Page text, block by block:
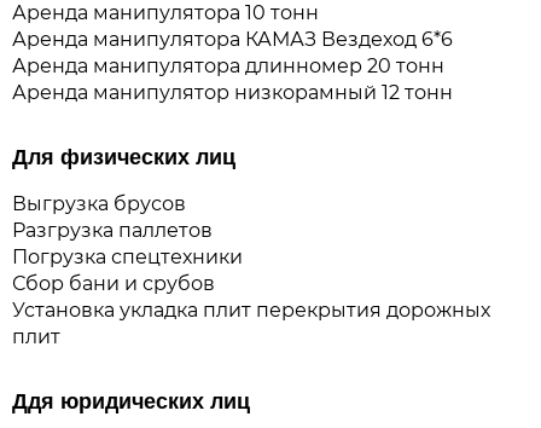
Аренда манипулятора 10 тонн
Аренда манипулятора КАМАЗ Вездеход 6*6
Аренда манипулятора длинномер 20 тонн
Аренда манипулятор низкорамный 12 тонн
Для физических лиц
Выгрузка брусов
Разгрузка паллетов
Погрузка спецтехники
Сбор бани и срубов
Установка укладка плит перекрытия дорожных
плит
Ддя юридических лиц